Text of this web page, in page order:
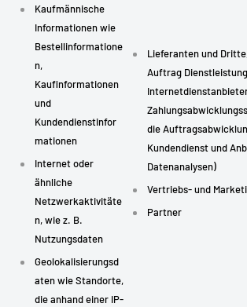
Kaufmännische
Informationen wie
Bestellinformatione
n,
Kaufinformationen
und
Kundendienstinfor
mationen
Internet oder
ähnliche
Netzwerkaktivitäte
n, wie z. B.
Nutzungsdaten
Geolokalisierungsd
aten wie Standorte,
die anhand einer IP-
Lieferanten und
Auftrag
die
Kundendienst und
Datenanalysen)
Vertriebs- und
Partner